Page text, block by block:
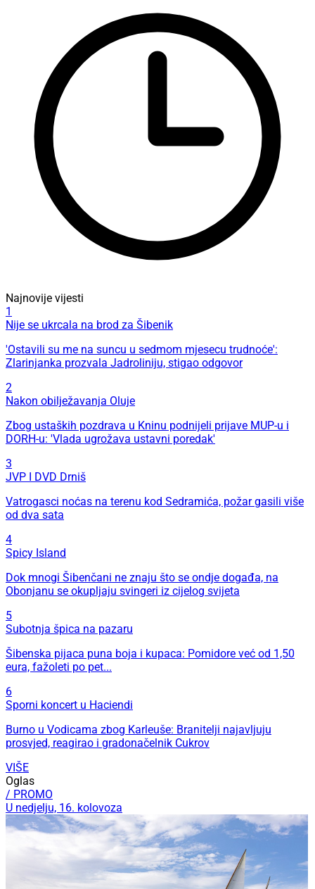
Najnovije vijesti
1
Nije se ukrcala na brod za Šibenik
'Ostavili su me na suncu u sedmom mjesecu trudnoće':
Zlarinjanka prozvala Jadroliniju, stigao odgovor
2
Nakon obilježavanja Oluje
Zbog ustaških pozdrava u Kninu podnijeli prijave MUP-u i
DORH-u: 'Vlada ugrožava ustavni poredak'
3
JVP I DVD Drniš
Vatrogasci noćas na terenu kod Sedramića, požar gasili više
od dva sata
4
Spicy Island
Dok mnogi Šibenčani ne znaju što se ondje događa, na
Obonjanu se okupljaju svingeri iz cijelog svijeta
5
Subotnja špica na pazaru
Šibenska pijaca puna boja i kupaca: Pomidore već od 1,50
eura, fažoleti po pet...
6
Sporni koncert u Haciendi
Burno u Vodicama zbog Karleuše: Branitelji najavljuju
prosvjed, reagirao i gradonačelnik Cukrov
VIŠE
Oglas
/ PROMO
U nedjelju, 16. kolovoza